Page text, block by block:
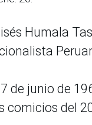
Humala
de junio de
comicios del